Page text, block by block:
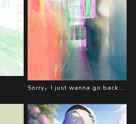
Sorry，I just wanna go back to 1999